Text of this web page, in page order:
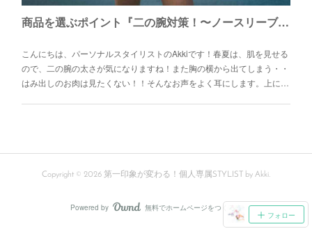
商品を選ぶポイント『二の腕対策！〜ノースリーブ編〜 』
こんにちは、パーソナルスタイリストのAkkiです！春夏は、肌を見せる
ので、二の腕の太さが気になりますね！また胸の横から出てしまう・・
はみ出しのお肉は見たくない！！そんなお声をよく耳にします。上に…
フォロー
Copyright © 2026 第一印象が変わる！個人専属STYLIST by Akki.
Powered by AmebaOwnd
無料でホームページをつくろう